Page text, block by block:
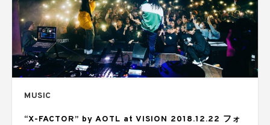
MUSIC
“X-FACTOR” by AOTL at VISION 2018.12.22 フォ